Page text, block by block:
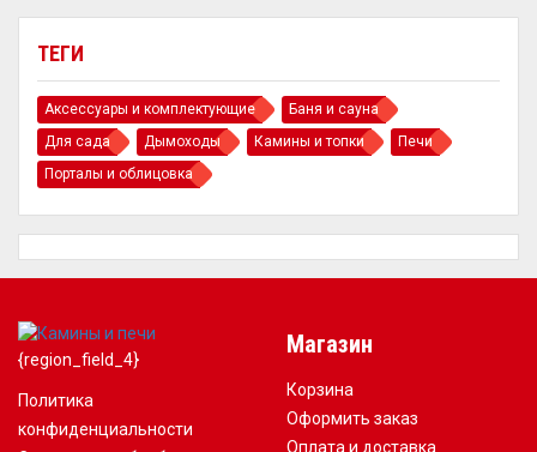
ТЕГИ
Аксессуары и комплектующие
Баня и сауна
Для сада
Дымоходы Камины и топки
Печи
Порталы и облицовка
{region_field_4}
Политика
конфиденциальности
Магазин
Корзина
Оформить заказ
Оплата и доставка